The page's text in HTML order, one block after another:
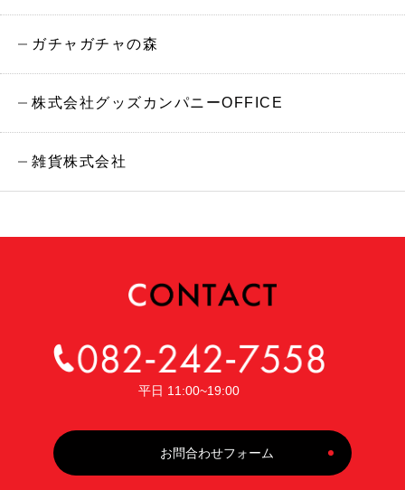
ガチャガチャの森
株式会社グッズカンパニーOFFICE
雑貨株式会社
平日 11:00~19:00
お問合わせフォーム